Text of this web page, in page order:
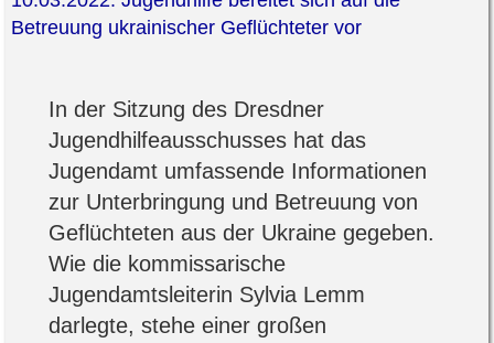
Betreuung ukrainischer Geflüchteter vor
In der Sitzung des Dresdner
Jugendhilfeausschusses hat das
Jugendamt umfassende Informationen
zur Unterbringung und Betreuung von
Geflüchteten aus der Ukraine gegeben.
Wie die kommissarische
Jugendamtsleiterin Sylvia Lemm
darlegte, stehe einer großen